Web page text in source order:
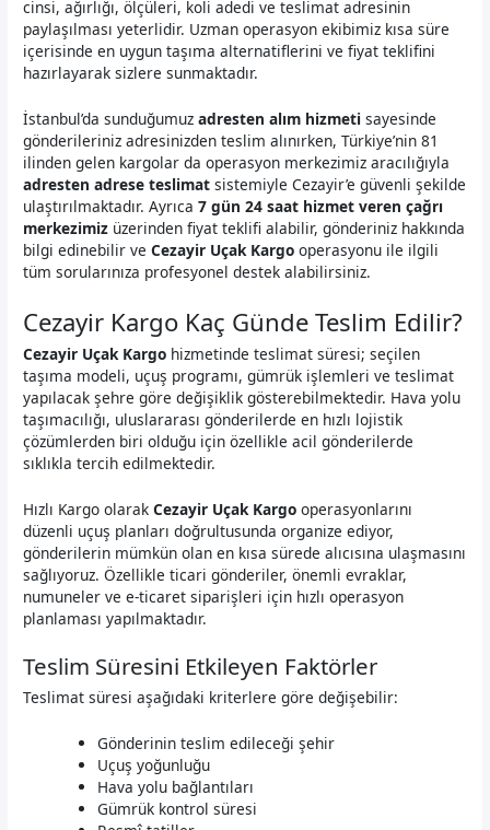
cinsi, ağırlığı, ölçüleri, koli adedi ve teslimat adresinin
paylaşılması yeterlidir. Uzman operasyon ekibimiz kısa süre
içerisinde en uygun taşıma alternatiflerini ve fiyat teklifini
hazırlayarak sizlere sunmaktadır.
İstanbul’da sunduğumuzadresten alım hizmeti sayesinde
gönderileriniz adresinizden teslim alınırken, Türkiye’nin 81
ilinden gelen kargolar da operasyon merkezimiz aracılığıyla
adresten adrese teslimat sistemiyle Cezayir’e güvenli şekilde
ulaştırılmaktadır. Ayrıca7 gün 24 saat hizmet veren çağrı
merkezimiz üzerinden fiyat teklifi alabilir, gönderiniz hakkında
bilgi edinebilir veCezayir Uçak Kargo operasyonu ile ilgili
tüm sorularınıza profesyonel destek alabilirsiniz.
Cezayir Kargo Kaç Günde Teslim Edilir?
Cezayir Uçak Kargo hizmetinde teslimat süresi; seçilen
taşıma modeli, uçuş programı, gümrük işlemleri ve teslimat
yapılacak şehre göre değişiklik gösterebilmektedir. Hava yolu
taşımacılığı, uluslararası gönderilerde en hızlı lojistik
çözümlerden biri olduğu için özellikle acil gönderilerde
sıklıkla tercih edilmektedir.
Hızlı Kargo olarakCezayir Uçak Kargo operasyonlarını
düzenli uçuş planları doğrultusunda organize ediyor,
gönderilerin mümkün olan en kısa sürede alıcısına ulaşmasını
sağlıyoruz. Özellikle ticari gönderiler, önemli evraklar,
numuneler ve e-ticaret siparişleri için hızlı operasyon
planlaması yapılmaktadır.
Teslim Süresini Etkileyen Faktörler
Teslimat süresi aşağıdaki kriterlere göre değişebilir:
Gönderinin teslim edileceği şehir
Uçuş yoğunluğu
Hava yolu bağlantıları
Gümrük kontrol süresi